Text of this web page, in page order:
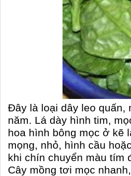
Đây là loại dây leo quấn,
năm. Lá dày hình tim,
hoa hình bông mọc ở kẽ
mọng, nhỏ, hình cầu
khi chín chuyển màu tím
Cây mồng tơi mọc